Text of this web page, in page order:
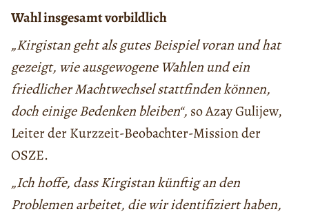
Wahl insgesamt vorbildlich
„Kirgistan geht als gutes Beispiel voran und hat
gezeigt, wie ausgewogene Wahlen und ein
friedlicher Machtwechsel stattfinden können,
doch einige Bedenken bleiben“, so Azay Gulijew,
Leiter der Kurzzeit-Beobachter-Mission der
OSZE.
„Ich hoffe, dass Kirgistan künftig an den
Problemen arbeitet, die wir identifiziert haben,